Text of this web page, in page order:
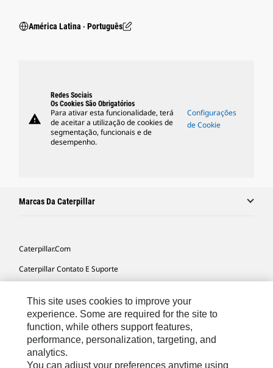
América Latina ‧ Português
warning
Redes Sociais
Os Cookies São Obrigatórios
Para ativar esta funcionalidade, terá
de aceitar a utilização de cookies de
segmentação, funcionais e de
desempenho.
Configurações
de Cookie
Marcas Da Caterpillar
Caterpillar.com
Caterpillar Contato E Suporte
Mapa Do Local
Cookie Settings
Legal
This site uses cookies to improve your
experience. Some are required for the site to
function, while others support features,
performance, personalization, targeting, and
analytics.
You can adjust your preferences anytime using